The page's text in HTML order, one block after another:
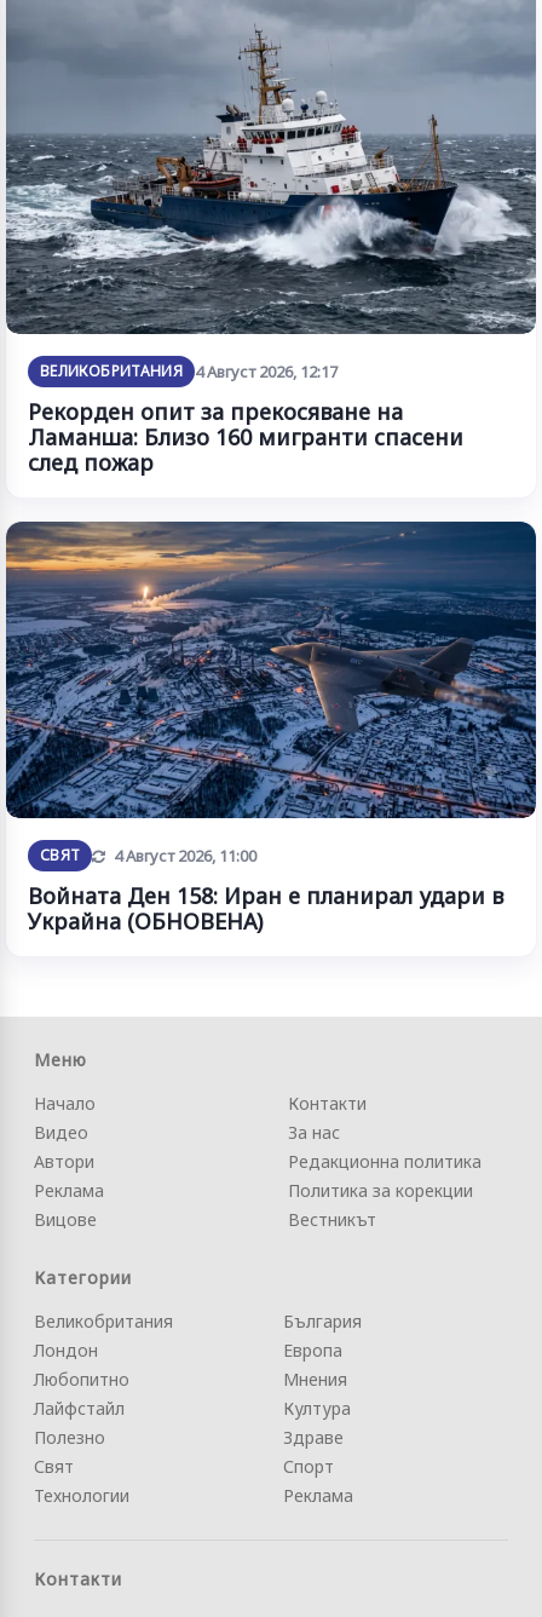
ВЕЛИКОБРИТАНИЯ 4 Август 2026, 12:17
Рекорден опит за прекосяване на
Ламанша: Близо 160 мигранти спасени
след пожар
СВЯТ Обновена
4 Август 2026, 11:00
Войната Ден 158: Иран е планирал удари в
Украйна (ОБНОВЕНА)
Меню
Начало
Видео
Автори
Реклама
Вицове
Контакти
За нас
Редакционна политика
Политика за корекции
Вестникът
Категории
Великобритания
Лондон
Любопитно
Лайфстайл
Полезно
Свят
Технологии
България
Европа
Мнения
Култура
Здраве
Спорт
Реклама
Контакти